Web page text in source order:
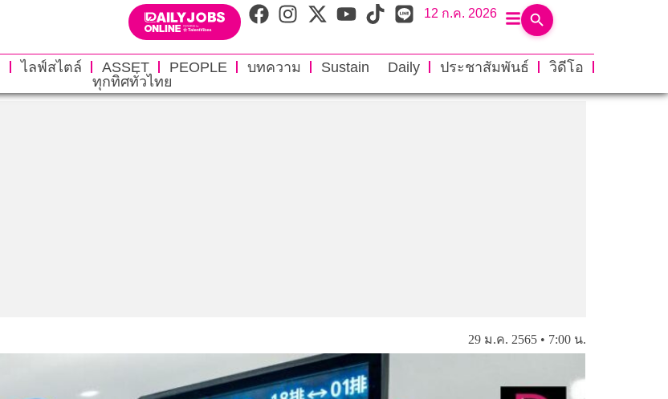
12 ก.ค. 2026
ไลฟ์สไตล์ ASSET PEOPLE บทความ Sustain Daily ประชาสัมพันธ์
วิดีโอ
ทุกทิศทั่วไทย
29 ม.ค. 2565 • 7:00 น.